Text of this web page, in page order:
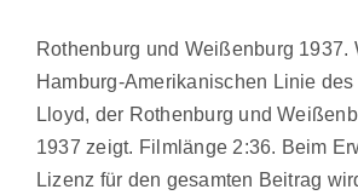
Rothenburg und Weißenburg 1937.
Hamburg-Amerikanischen Linie
Lloyd, der Rothenburg und
1937 zeigt. Filmlänge 2:36. Beim
Lizenz für den gesamten Beitrag